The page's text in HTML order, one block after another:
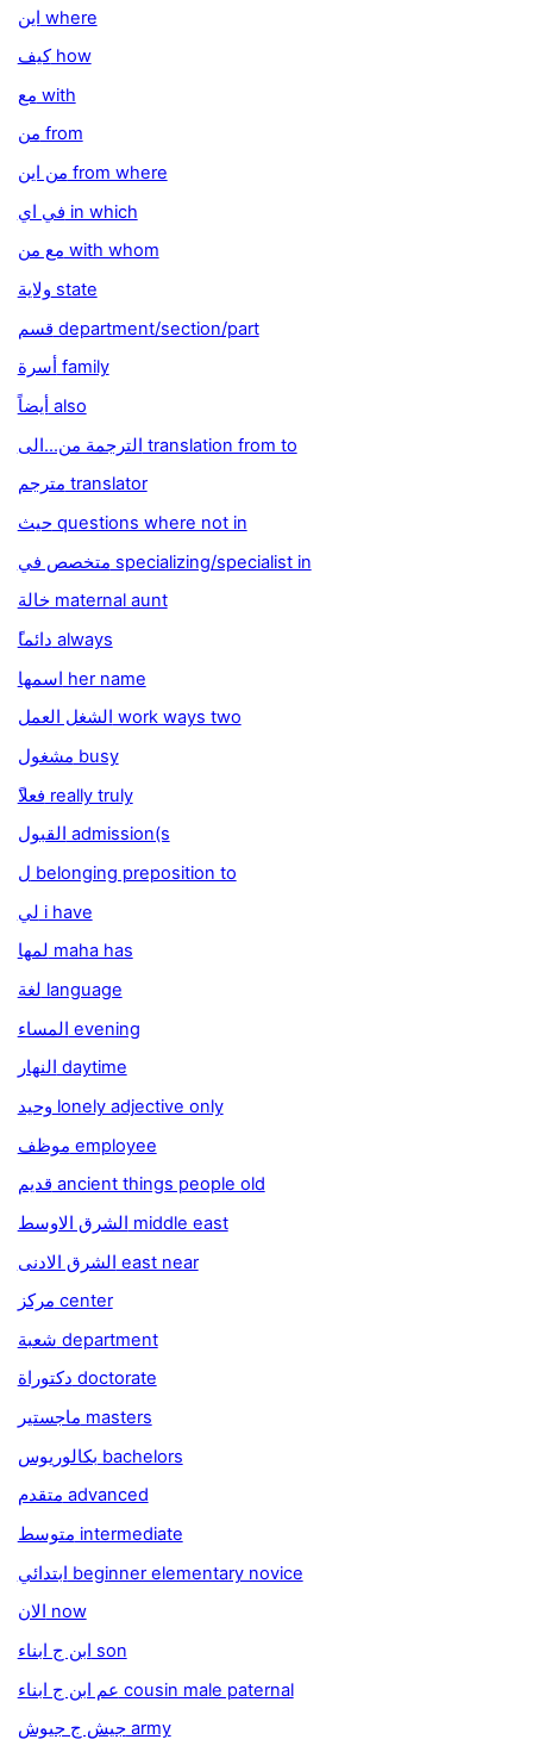
اين where
كيف how
مع with
من from
من اين from where
في اي in which
مع من with whom
ولاية state
قسم department/section/part
أسرة family
أيضاً also
الترجمة من...الى translation from to
مترجم translator
حيث questions where not in
متخصص في specializing/specialist in
خالة maternal aunt
ًدائما always
اسمها her name
الشغل العمل work ways two
مشغول busy
ًفعلا really truly
القبول admission(s
ل belonging preposition to
لي i have
لمها maha has
لغة language
المساء evening
النهار daytime
وحيد lonely adjective only
موظف employee
قديم ancient things people old
الشرق الاوسط middle east
الشرق الادنى east near
مركز center
شعبة department
دكتوراة doctorate
ماجستير masters
بكالوريوس bachelors
متقدم advanced
متوسط intermediate
ابتدائي beginner elementary novice
الان now
ابن ج ابناء son
عم ابن ج ابناء cousin male paternal
جيش ج جيوش army